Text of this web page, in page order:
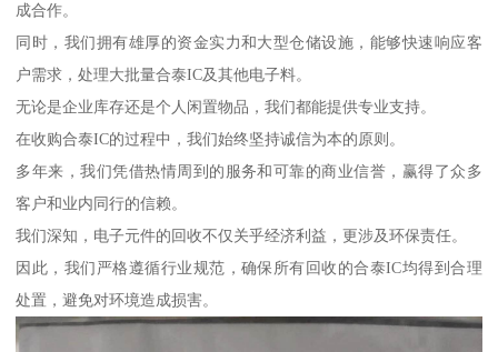
成合作。
同时，我们拥有雄厚的资金实力和大型仓储设施，能够快速响应客
户需求，处理大批量合泰IC及其他电子料。
无论是企业库存还是个人闲置物品，我们都能提供专业支持。
在收购合泰IC的过程中，我们始终坚持诚信为本的原则。
多年来，我们凭借热情周到的服务和可靠的商业信誉，赢得了众多
客户和业内同行的信赖。
我们深知，电子元件的回收不仅关乎经济利益，更涉及环保责任。
因此，我们严格遵循行业规范，确保所有回收的合泰IC均得到合理
处置，避免对环境造成损害。